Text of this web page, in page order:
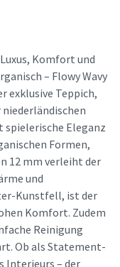
Komfort und
– Flowy Wavy
exklusive Teppich,
Eleganz
Formen,
12 mm verleiht der
und
Kunstfell, ist der
Komfort. Zudem
Reinigung
Ob als Statement-
Interieurs – der